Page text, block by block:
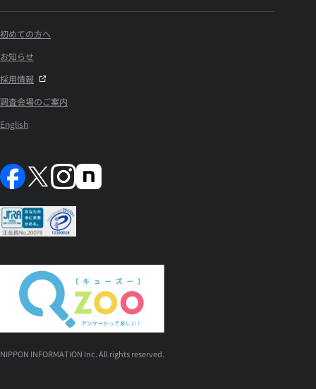
初めての方へ
お知らせ
採用情報
調査会場のご案内
English
NIPPON INFORMATION Inc. All rights reserved.